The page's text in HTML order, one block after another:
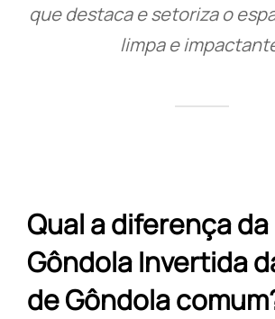
que destaca e setoriza o
limpa e
Qual a diferença da
Gôndola Invertida
de Gôndola